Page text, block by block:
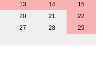
13 14
15
20 21
22
27 28
29